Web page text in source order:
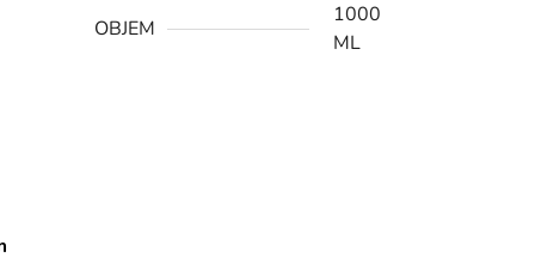
OBJEM
1000
ML